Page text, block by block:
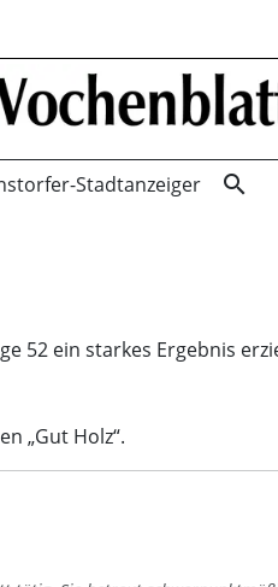
Stadtanzeiger search
52 ein starkes Ergebnis
„Gut Holz“.